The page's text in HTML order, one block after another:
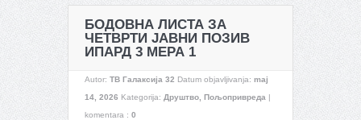
БОДОВНА ЛИСТА ЗА
ЧЕТВРТИ ЈАВНИ ПОЗИВ
ИПАРД 3 МЕРА 1
Autor: ТВ Галаксија 32 Datum objavljivanja: maj
14, 2026 Kategorija: Друштво Пољопривреда |
komentara : 0